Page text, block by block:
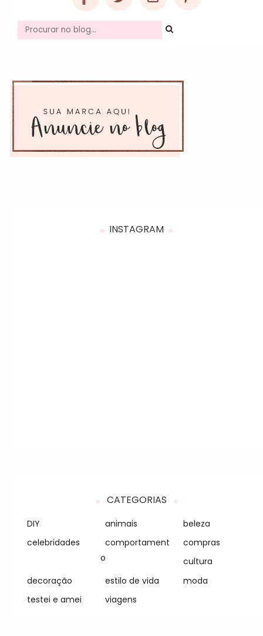
INSTAGRAM
CATEGORIAS
DIY animais
beleza
celebridades
comportament
o
compras
cultura
decoração
estilo de vida
moda
testei e amei
viagens